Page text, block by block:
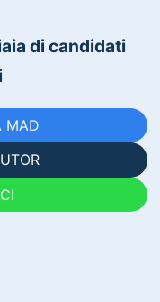
di candidati
MAD